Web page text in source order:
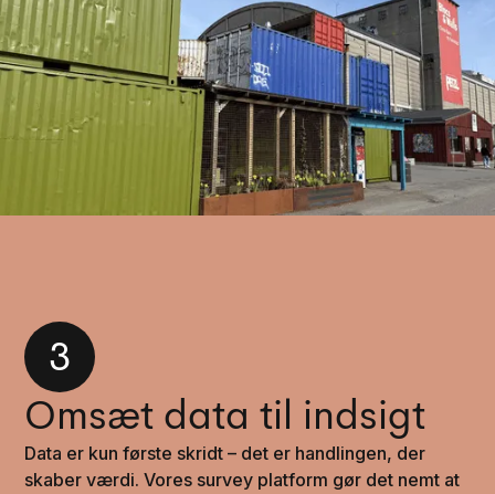
3
Omsæt data til indsigt
Data er kun første skridt – det er handlingen, der
skaber værdi. Vores survey platform gør det nemt at